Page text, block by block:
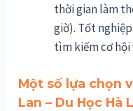
thời gian làm
giờ). Tốt
tìm kiếm cơ hội
Một số lựa chọn
Lan – Du Học Hà